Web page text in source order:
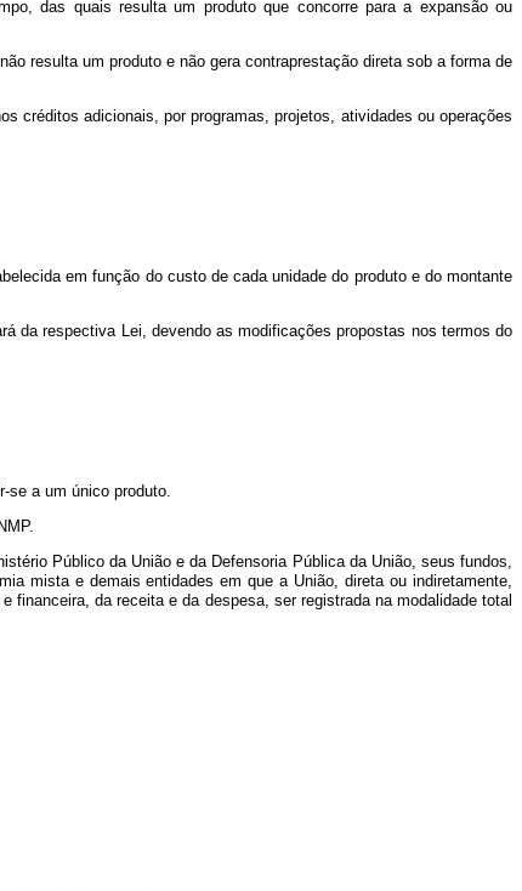
das quais resulta um produto que concorre para a expansão ou
resulta um produto e não gera contraprestação direta sob a forma de
créditos adicionais, por programas, projetos, atividades ou operações
em função do custo de cada unidade do produto e do montante
da respectiva Lei, devendo as modificações propostas nos termos do
se a um único produto.
Público da União e da Defensoria Pública da União, seus fundos,
mista e demais entidades em que a União, direta ou indiretamente,
financeira, da receita e da despesa, ser registrada na modalidade total